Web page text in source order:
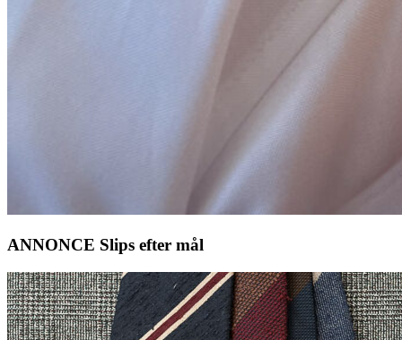
ANNONCE Slips efter mål